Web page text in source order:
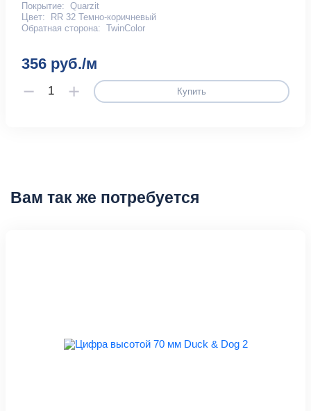
Покрытие: Quarzit
Цвет:
RR 32 Темно-коричневый
Обратная сторона: TwinColor
356 руб./м
Купить
Вам так же потребуется